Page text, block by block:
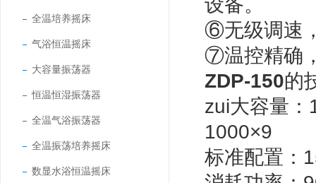
全温培养摇床
气浴恒温摇床
大容量振荡器
恒温恒湿振荡器
全温气浴振荡器
全温振荡培养摇床
数显水浴恒温摇床
设备。
⑥无级调速
⑦温控精确
ZDP-150的
zui大容量
1000×9
标准配置：